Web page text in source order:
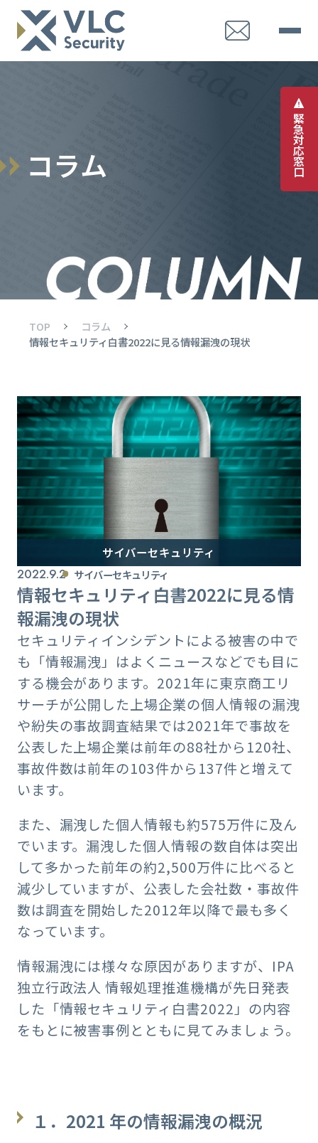
緊
急
対
応
窓
口
コラム
TOP
コラム
情報セキュリティ白書2022に見る情報漏洩の現状
サイバーセキュリティ
2022.9.2 サイバーセキュリティ
情報セキュリティ白書2022に見る情
報漏洩の現状
セキュリティインシデントによる被害の中で
も「情報漏洩」はよくニュースなどでも目に
する機会があります。2021年に東京商工リ
サーチが公開した上場企業の個人情報の漏洩
や紛失の事故調査結果では2021年で事故を
公表した上場企業は前年の88社から120社、
事故件数は前年の103件から137件と増えて
います。
また、漏洩した個人情報も約575万件に及ん
でいます。漏洩した個人情報の数自体は突出
して多かった前年の約2,500万件に比べると
減少していますが、公表した会社数・事故件
数は調査を開始した2012年以降で最も多く
なっています。
情報漏洩には様々な原因がありますが、IPA
独立行政法人 情報処理推進機構が先日発表
した「情報セキュリティ白書2022」の内容
をもとに被害事例とともに見てみましょう。
１．2021 年の情報漏洩の概況